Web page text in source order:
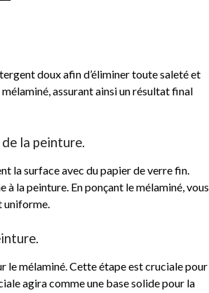
doux afin d’éliminer toute saleté et
assurant ainsi un résultat final
la peinture.
la surface avec du papier de verre fin.
la peinture. En ponçant le mélaminé, vous
uniforme.
le mélaminé. Cette étape est cruciale pour
agira comme une base solide pour la